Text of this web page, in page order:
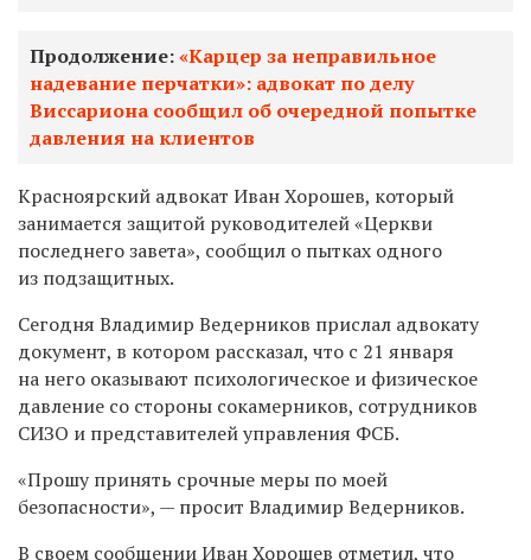
Продолжение:«Карцер за неправильное
надевание перчатки»: адвокат по делу
Виссариона сообщил об очередной попытке
давления на клиентов
Красноярский адвокат Иван Хорошев, который
занимается защитой руководителей «Церкви
последнего завета», сообщил о пытках одного
из подзащитных.
Сегодня Владимир Ведерников прислал адвокату
документ, в котором рассказал, что с 21 января
на него оказывают психологическое и физическое
давление со стороны сокамерников, сотрудников
СИЗО и представителей управления ФСБ.
«Прошу принять срочные меры по моей
безопасности», — просит Владимир Ведерников.
В своем сообщении Иван Хорошев отметил, что